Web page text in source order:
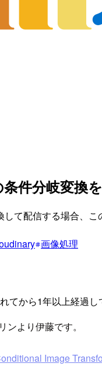
件分岐変換
して配信する場合、
画像処理
てから1年以上経過
ンより伊藤です。
Image